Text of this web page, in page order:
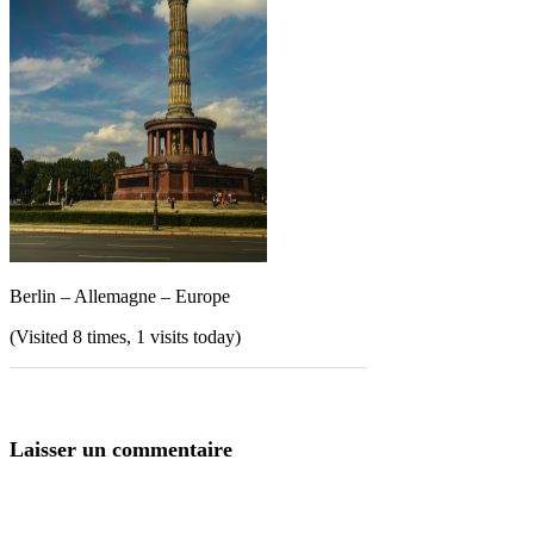
Berlin – Allemagne – Europe
(Visited 8 times, 1 visits today)
Laisser un commentaire